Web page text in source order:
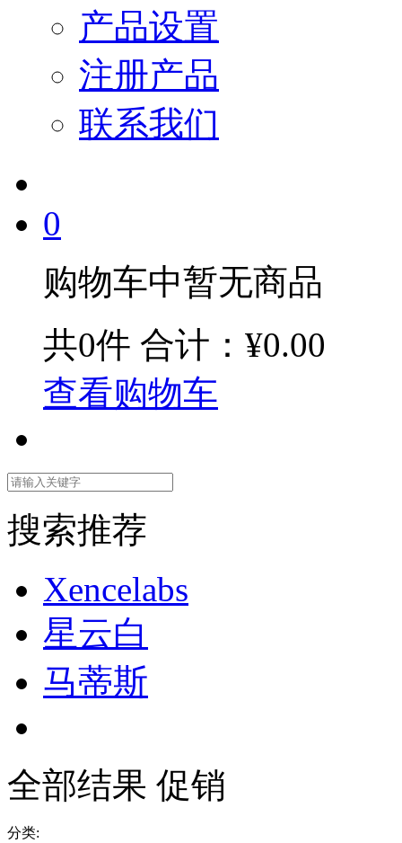
产品设置
注册产品
联系我们
0
购物车中暂无商品
共0件 合计：¥0.00
查看购物车
搜索推荐
Xencelabs
星云白
马蒂斯
全部结果 促销
分类: